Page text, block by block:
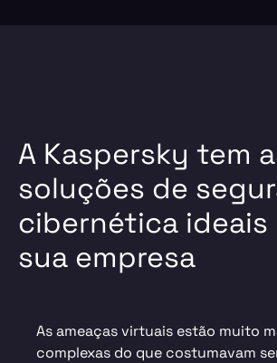
A Kaspersky tem
soluções de
cibernética ideais
sua empresa
As ameaças virtuais estão muito
complexas do que costumavam